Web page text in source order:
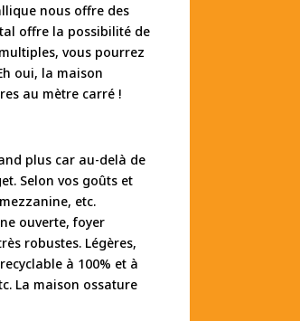
nous offre des
offre la possibilité de
vous pourrez
oui, la maison
au mètre carré !
plus car au-delà de
Selon vos goûts et
etc.
ouverte, foyer
robustes. Légères,
à 100% et à
La maison ossature